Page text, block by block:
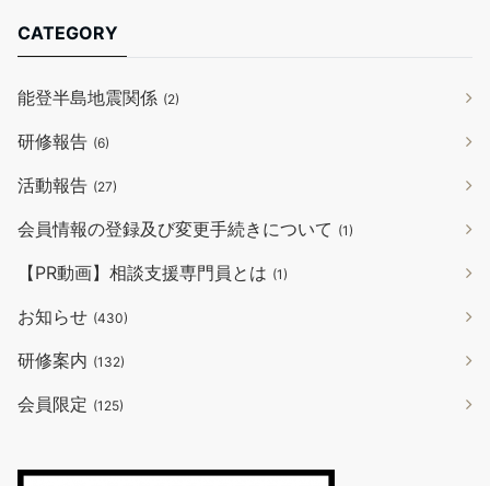
CATEGORY
能登半島地震関係 (2)
研修報告 (6)
活動報告 (27)
会員情報の登録及び変更手続きについて (1)
【PR動画】相談支援専門員とは (1)
お知らせ (430)
研修案内 (132)
会員限定 (125)